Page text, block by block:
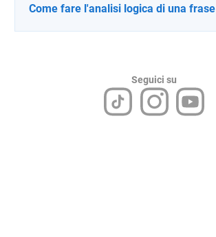
Come fare l'analisi logica di una frase
Seguici su